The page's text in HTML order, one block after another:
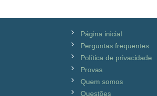
Página inicial
Perguntas frequentes
Política de privacidade
Provas
Quem somos
Questões